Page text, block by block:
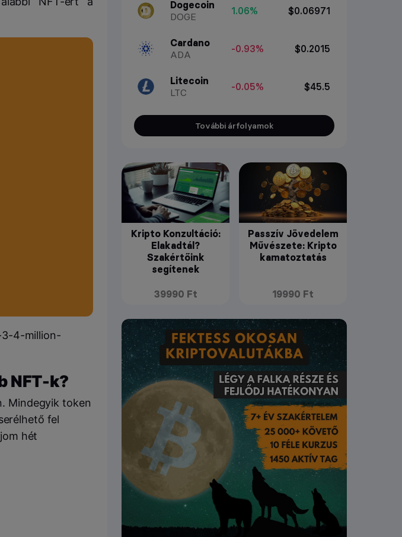
4-million-
NFT-k?
Mindegyik token
fel
hét
Dogecoin
DOGE
1.06% $0.06971
Cardano
ADA
-0.93% $0.2015
Litecoin
LTC
-0.05% $45.5
További árfolyamok
Kripto Konzultáció:
Elakadtál?
Szakértőink
segítenek
39990 Ft
Passzív Jövedelem
Művészete: Kripto
kamatoztatás
19990 Ft